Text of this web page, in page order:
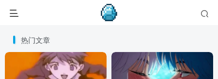
热门文章